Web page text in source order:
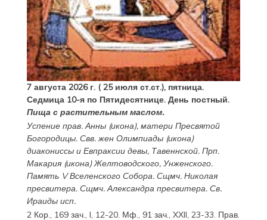
7 августа 2026 г. ( 25 июля ст.ст.), пятница.
Седмица 10-я по Пятидесятнице. День постный.
Пища с растительным маслом.
Успение прав.Анны(икона), матери Пресвятой
Богородицы. Свв. жен Олимпиады(икона)
диакониссы и Евпраксиидевы, Тавеннской. Прп.
Макария(икона) Желтоводского, Унженского.
Память V Вселенского Собора. Сщмч. Николая
пресвитера. Сщмч.Александрапресвитера. Св.
Ираидыисп.
2 Кор., 169 зач., I, 12-20. Мф., 91 зач., XXII, 23-33. Прав.